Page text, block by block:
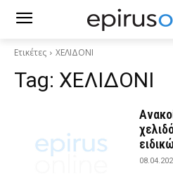
Ετικέτες ΧΕΛΙΔΟΝΙ
Tag: ΧΕΛΙΔΟΝΙ